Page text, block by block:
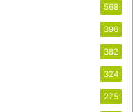
568
396
382
324
275